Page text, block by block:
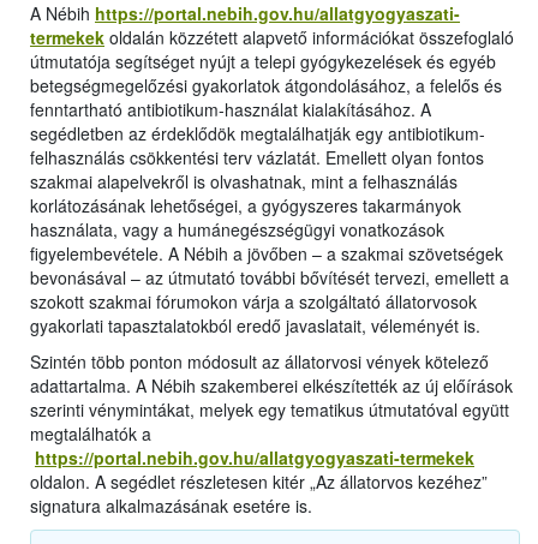
A Nébih https://portal.nebih.gov.hu/allatgyogyaszati-
termekek oldalán közzétett alapvető információkat összefoglaló
útmutatója segítséget nyújt a telepi gyógykezelések és egyéb
betegségmegelőzési gyakorlatok átgondolásához, a felelős és
fenntartható antibiotikum-használat kialakításához. A
segédletben az érdeklődök megtalálhatják egy antibiotikum-
felhasználás csökkentési terv vázlatát. Emellett olyan fontos
szakmai alapelvekről is olvashatnak, mint a felhasználás
korlátozásának lehetőségei, a gyógyszeres takarmányok
használata, vagy a humánegészségügyi vonatkozások
figyelembevétele. A Nébih a jövőben – a szakmai szövetségek
bevonásával – az útmutató további bővítését tervezi, emellett a
szokott szakmai fórumokon várja a szolgáltató állatorvosok
gyakorlati tapasztalatokból eredő javaslatait, véleményét is.
Szintén több ponton módosult az állatorvosi vények kötelező
adattartalma. A Nébih szakemberei elkészítették az új előírások
szerinti vénymintákat, melyek egy tematikus útmutatóval együtt
megtalálhatók a
https://portal.nebih.gov.hu/allatgyogyaszati-termekek
oldalon. A segédlet részletesen kitér „Az állatorvos kezéhez”
signatura alkalmazásának esetére is.